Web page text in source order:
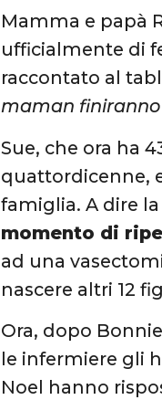
Mamma e papà
ufficialmente di
raccontato al
maman finiranno
Sue, che ora ha
quattordicenne,
famiglia. A dire
momento di
ad una
nascere altri 12
Ora, dopo
le infermiere gli
Noel hanno